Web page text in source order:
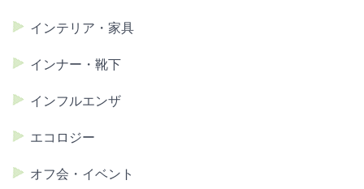
インテリア・家具
インナー・靴下
インフルエンザ
エコロジー
オフ会・イベント